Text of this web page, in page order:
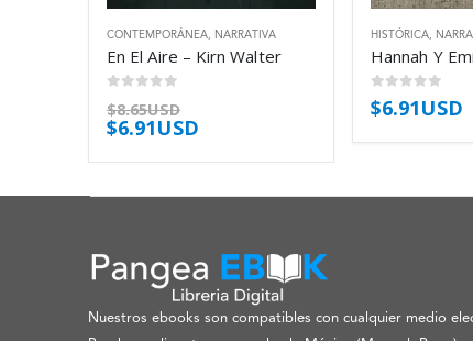
CONTEMPORÁNEA NARRATIVA
En El Aire – Kirn Walter
$8.65USD
$6.91USD
HISTÓRICA
0out of 5
$6.91USD
Nuestros ebooks son compatibles con cualquier medio